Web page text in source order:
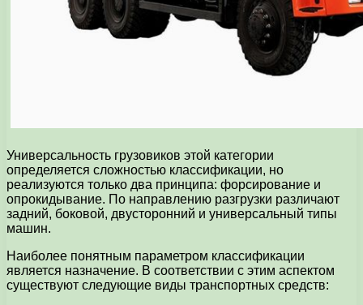
Универсальность грузовиков этой категории
определяется сложностью классификации, но
реализуются только два принципа: форсирование и
опрокидывание. По направлению разгрузки различают
задний, боковой, двусторонний и универсальный типы
машин.
Наиболее понятным параметром классификации
является назначение. В соответствии с этим аспектом
существуют следующие виды транспортных средств: